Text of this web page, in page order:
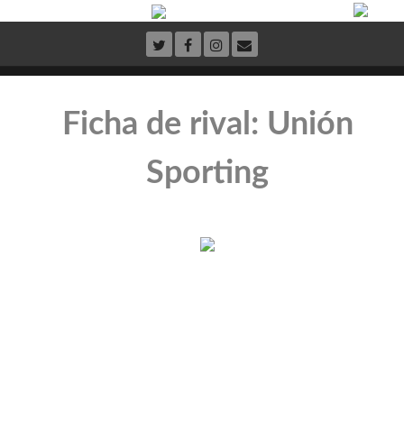
Ficha de rival: Unión
Sporting